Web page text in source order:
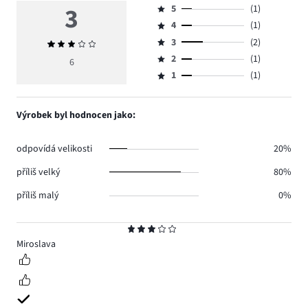
3
Miroslava
3
Průměrné
hodnocení
6
Hodnocení
5,
počet
hlasů
1.
5
(1)
Hodnocení
4,
počet
hlasů
4
(1)
Hodnocení
3,
počet
3
(2)
Hodnocení
2,
2
(1)
Hodnocení
1,
1 (1)
Výrobek byl hodnocen jako:
odpovídá velikosti
20%
příliš velký
80%
příliš malý
0%